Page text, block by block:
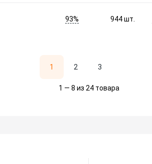
93% 944шт.
1 2 3
1 — 8 из 24 товара